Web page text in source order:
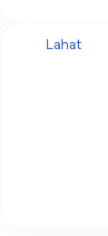
Lahat